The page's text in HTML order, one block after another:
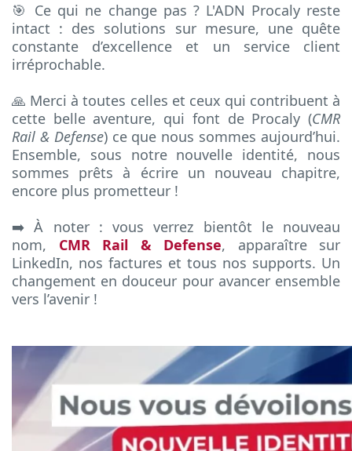
🎯 Ce qui ne change pas ? L'ADN Procaly reste
intact : des solutions sur mesure, une quête
constante d’excellence et un service client
irréprochable.
🙏 Merci à toutes celles et ceux qui contribuent à
cette belle aventure, qui font de Procaly (CMR
Rail & Defense) ce que nous sommes aujourd’hui.
Ensemble, sous notre nouvelle identité, nous
sommes prêts à écrire un nouveau chapitre,
encore plus prometteur !
➡️ À noter : vous verrez bientôt le nouveau
nom, CMR Rail & Defense, apparaître sur
LinkedIn, nos factures et tous nos supports. Un
changement en douceur pour avancer ensemble
vers l’avenir !